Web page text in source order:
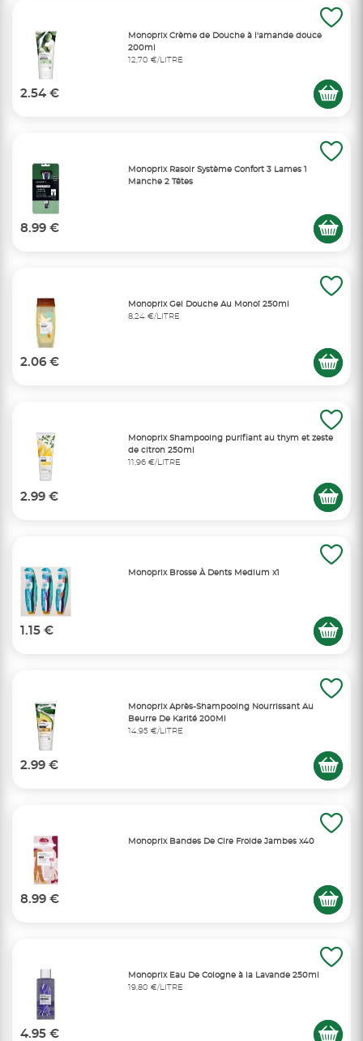
Monoprix Crème de Douche à l'amande douce
200ml
12,70 €/LITRE
2.54 €
Monoprix Rasoir Système Confort 3 Lames 1
Manche 2 Têtes
8.99 €
Monoprix Gel Douche Au Monoï 250ml
8,24 €/LITRE
2.06 €
Monoprix Shampooing purifiant au thym et zeste
de citron 250ml
11,96 €/LITRE
2.99 €
Monoprix Brosse À Dents Medium x1
1.15 €
Monoprix Après-Shampooing Nourrissant Au
Beurre De Karité 200Ml
14,95 €/LITRE
2.99 €
Monoprix Bandes De Cire Froide Jambes x40
8.99 €
Monoprix Eau De Cologne à la Lavande 250ml
19,80 €/LITRE
4.95 €